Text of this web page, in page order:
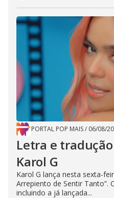
PORTAL POP MAIS/ 06/08/
Letra e tradução
Karol G
Karol G lança nesta sexta-
Arrepiento de Sentir Tanto”.
incluindo a já lançada...